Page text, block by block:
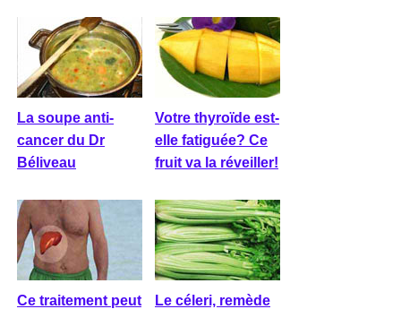
La soupe anti-
cancer du Dr
Béliveau
Votre thyroïde est-
elle fatiguée? Ce
fruit va la réveiller!
Ce traitement peut
Le céleri, remède